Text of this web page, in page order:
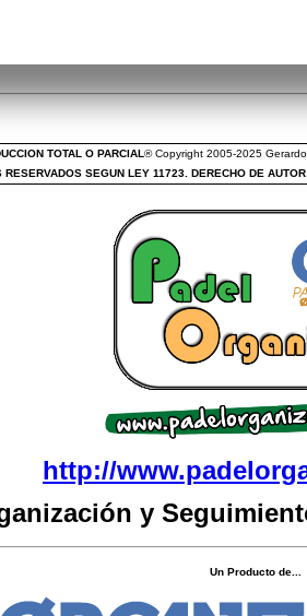
TOTAL O PARCIAL® Copyright 2005-2025
RESERVADOS SEGUN LEY 11723. DERECHO DE
http://
y
Un Producto de...